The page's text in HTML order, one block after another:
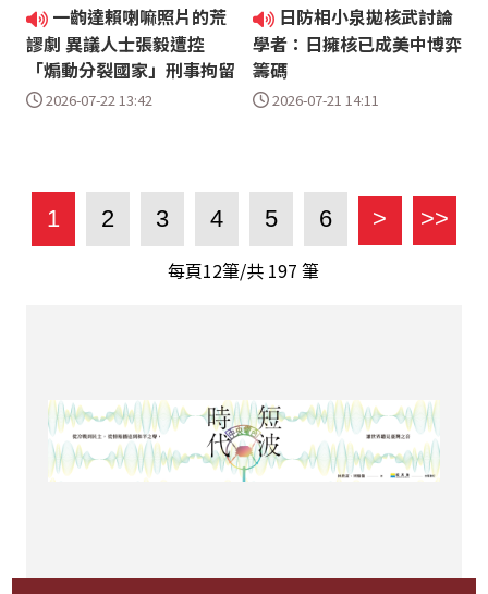
一齣達賴喇嘛照片的荒
謬劇 異議人士張毅遭控
「煽動分裂國家」刑事拘留
2026-07-22 13:42
日防相小泉拋核武討論
學者：日擁核已成美中博弈
籌碼
2026-07-21 14:11
1 2 3 4 5 6 > >>
每頁12筆/共 197 筆